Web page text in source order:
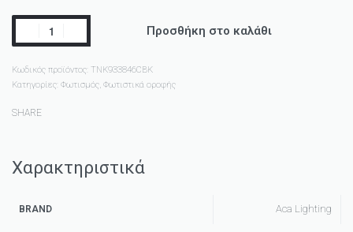
Προσθήκη στο καλάθι
Κωδικός προϊόντος: TNK933846CBK
Κατηγορίες: Φωτισμός, Φωτιστικά οροφής
SHARE
Χαρακτηριστικά
BRAND Aca Lighting